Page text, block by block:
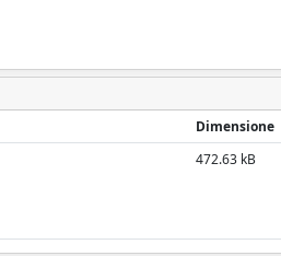
Dimensione
472.63 kB